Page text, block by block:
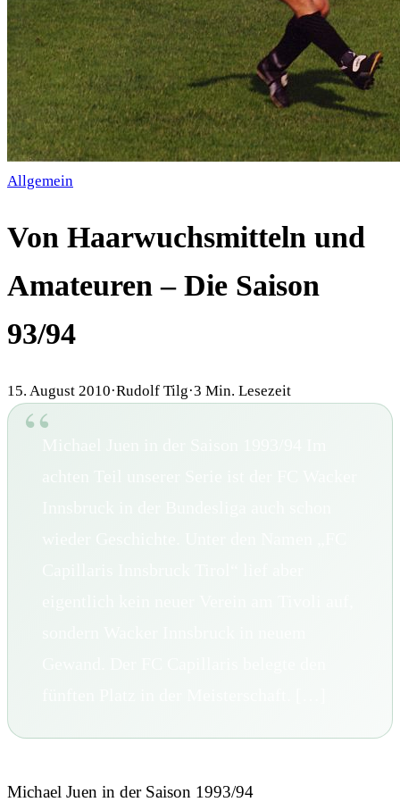
Allgemein
Von Haarwuchsmitteln und
Amateuren – Die Saison
93/94
15. August 2010·Rudolf Tilg·3 Min. Lesezeit
Michael Juen in der Saison 1993/94